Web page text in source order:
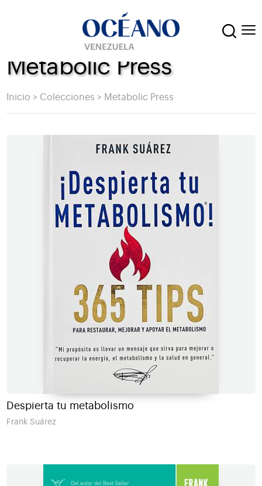
Metabolic Press
Inicio > Colecciones > Metabolic Press
Despierta tu metabolismo
Frank Suárez